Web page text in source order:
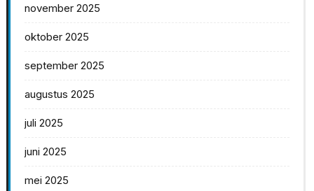
november 2025
oktober 2025
september 2025
augustus 2025
juli 2025
juni 2025
mei 2025